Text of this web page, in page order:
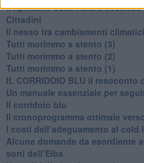
​Il ripristino della natura secondo
Cittadini
Il nesso tra cambiamenti
Tutti morimmo a stento (3)
Tutti morimmo a stento (2)
​Tutti morimmo a stento (1)
IL CORRIDOIO BLU il resoconto
Un manuale essenziale per
Il corridoio blu
​Il cronoprogramma ottimale
​I costi dell’adeguamento al cold
Alcune domande da esordiente
sorti dell’Elba